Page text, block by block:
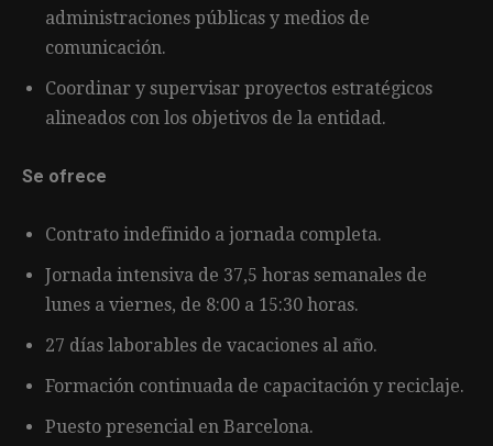
administraciones públicas y medios de
comunicación.
Coordinar y supervisar proyectos estratégicos
alineados con los objetivos de la entidad.
Se ofrece
Contrato indefinido a jornada completa.
Jornada intensiva de 37,5 horas semanales de
lunes a viernes, de 8:00 a 15:30 horas.
27 días laborables de vacaciones al año.
Formación continuada de capacitación y reciclaje.
Puesto presencial en Barcelona.